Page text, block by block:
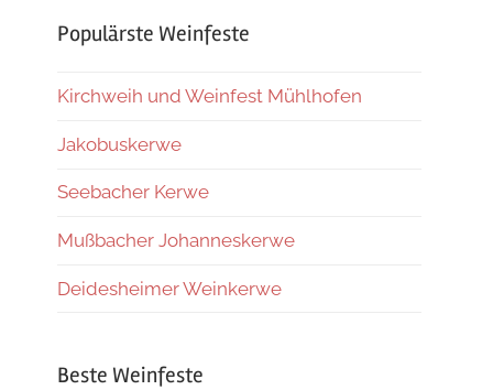
Populärste Weinfeste
Kirchweih und Weinfest Mühlhofen
Jakobuskerwe
Seebacher Kerwe
Mußbacher Johanneskerwe
Deidesheimer Weinkerwe
Beste Weinfeste